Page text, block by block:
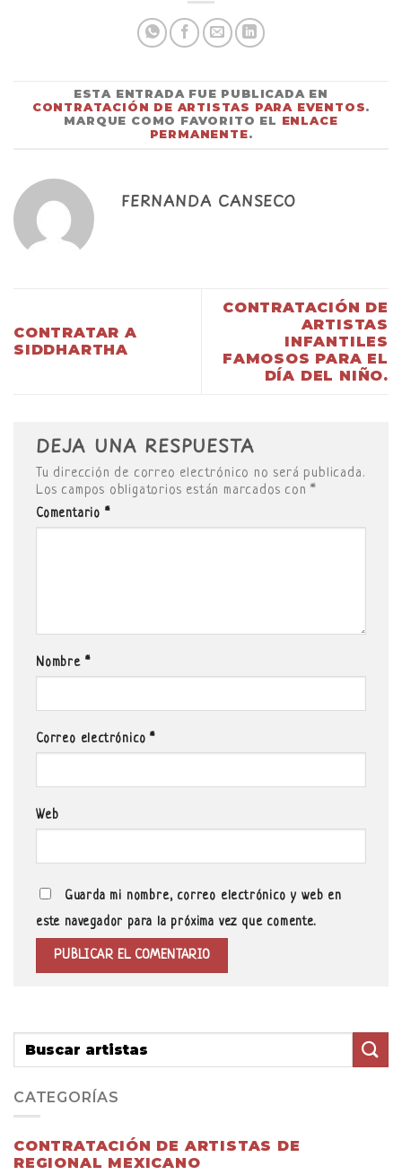
ESTA ENTRADA FUE PUBLICADA EN
CONTRATACIÓN DE ARTISTAS PARA EVENTOS.
MARQUE COMO FAVORITO EL ENLACE
PERMANENTE.
FERNANDA CANSECO
CONTRATAR A
SIDDHARTHA
CONTRATACIÓN DE
ARTISTAS
INFANTILES
FAMOSOS PARA EL
DÍA DEL NIÑO.
DEJA UNA RESPUESTA
Tu dirección de correo electrónico no será publicada.
Los campos obligatorios están marcados con*
Comentario *
Nombre *
Correo electrónico*
Web
Guarda mi nombre, correo electrónico y web en
este navegador para la próxima vez que comente.
CATEGORÍAS
CONTRATACIÓN DE ARTISTAS DE
REGIONAL MEXICANO